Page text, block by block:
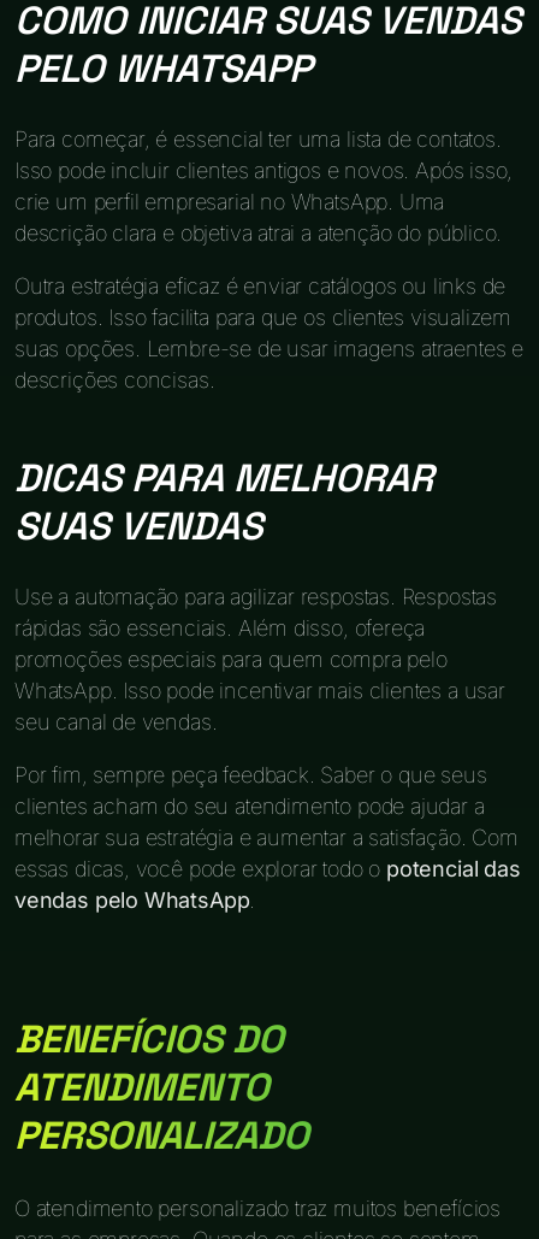
COMO INICIAR SUAS VENDAS
PELO WHATSAPP
Para começar, é essencial ter uma lista de contatos.
Isso pode incluir clientes antigos e novos. Após isso,
crie um perfil empresarial no WhatsApp. Uma
descrição clara e objetiva atrai a atenção do público.
Outra estratégia eficaz é enviar catálogos ou links de
produtos. Isso facilita para que os clientes visualizem
suas opções. Lembre-se de usar imagens atraentes e
descrições concisas.
DICAS PARA MELHORAR
SUAS VENDAS
Use a automação para agilizar respostas. Respostas
rápidas são essenciais. Além disso, ofereça
promoções especiais para quem compra pelo
WhatsApp. Isso pode incentivar mais clientes a usar
seu canal de vendas.
Por fim, sempre peça feedback. Saber o que seus
clientes acham do seu atendimento pode ajudar a
melhorar sua estratégia e aumentar a satisfação. Com
essas dicas, você pode explorar todo o potencial das
vendas pelo WhatsApp
BENEFÍCIOS DO
ATENDIMENTO
PERSONALIZADO
O atendimento personalizado traz muitos benefícios